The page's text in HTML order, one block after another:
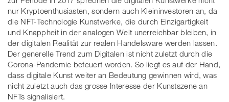
nur Kryptoenthusiasten, sondern auch Kleininvestoren an, da
die NFT-Technologie Kunstwerke, die durch Einzigartigkeit
und Knappheit in der analogen Welt unerreichbar bleiben, in
der digitalen Realität zur realen Handelsware werden lassen.
Der generelle Trend zum Digitalen ist nicht zuletzt durch die
Corona-Pandemie befeuert worden. So liegt es auf der Hand,
dass digitale Kunst weiter an Bedeutung gewinnen wird, was
nicht zuletzt auch das grosse Interesse der Kunstszene an
NFTs signalisiert.